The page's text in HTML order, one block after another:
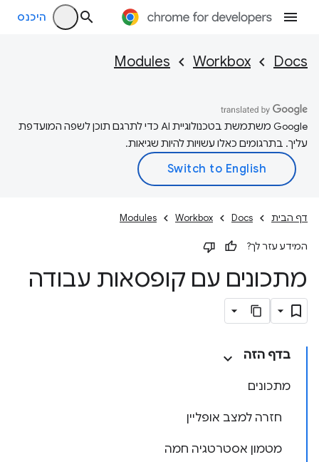
היכנס
Docs
Workbox
Modules
‫Google משתמשת בטכנולוגיית AI כדי לתרגם תוכן לשפה המועדפת
עליך. בתרגומים כאלו עשויות להיות שגיאות.
דף הבית Docs
Workbox
Modules
המידע עזר לך?
מתכונים עם קופסאות עבודה
בדף הזה
מתכונים
חזרה למצב אופליין
מטמון אסטרטגיה חמה